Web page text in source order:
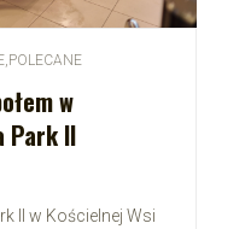
,POLECANE
w
Park II
II w Kościelnej Wsi